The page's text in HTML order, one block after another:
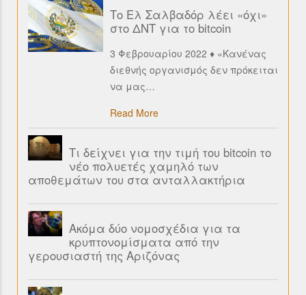
Το Ελ Σαλβαδόρ λέει «όχι»
στο ΔΝΤ για το bitcoin
3 Φεβρουαρίου 2022 ♦ «Κανένας
διεθνής οργανισμός δεν πρόκειται
να μας…
Read More
Τι δείχνει για την τιμή του bitcoin το
νέο πολυετές χαμηλό των
αποθεμάτων του στα ανταλλακτήρια
Ακόμα δύο νομοσχέδια για τα
κρυπτονομίσματα από την
γερουσιαστή της Αριζόνας